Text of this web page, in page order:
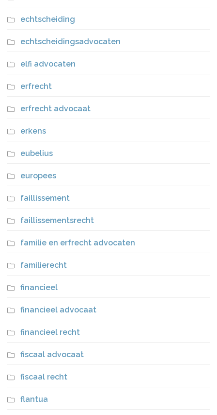
echtscheiding
echtscheidingsadvocaten
elfi advocaten
erfrecht
erfrecht advocaat
erkens
eubelius
europees
faillissement
faillissementsrecht
familie en erfrecht advocaten
familierecht
financieel
financieel advocaat
financieel recht
fiscaal advocaat
fiscaal recht
flantua